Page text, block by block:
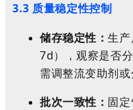
3.3 质量稳定性控制
储存稳定性：生
7d），观察是否
需调整流变助剂
批次一致性： 固